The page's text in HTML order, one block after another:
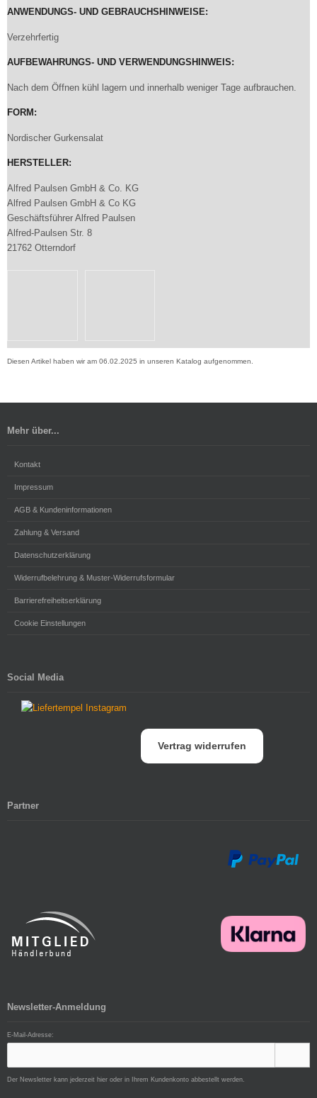
ANWENDUNGS- UND GEBRAUCHSHINWEISE:
Verzehrfertig
AUFBEWAHRUNGS- UND VERWENDUNGSHINWEIS:
Nach dem Öffnen kühl lagern und innerhalb weniger Tage aufbrauchen.
FORM:
Nordischer Gurkensalat
HERSTELLER:
Alfred Paulsen GmbH & Co. KG
Alfred Paulsen GmbH & Co KG
Geschäftsführer Alfred Paulsen
Alfred-Paulsen Str. 8
21762 Otterndorf
Diesen Artikel haben wir am 06.02.2025 in unseren Katalog aufgenommen.
Mehr über...
Kontakt
Impressum
AGB & Kundeninformationen
Zahlung & Versand
Datenschutzerklärung
Widerrufbelehrung & Muster-Widerrufsformular
Barrierefreiheitserklärung
Cookie Einstellungen
Social Media
Vertrag widerrufen
Partner
Newsletter-Anmeldung
E-Mail-Adresse:
Der Newsletter kann jederzeit hier oder in Ihrem Kundenkonto abbestellt werden.